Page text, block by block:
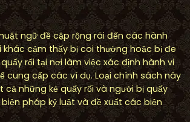
ngữ đề cập rộng rãi đến các hành
khác cảm thấy bị coi thường hoặc bị đe
rối tại nơi làm việc xác định hành vi
cung cấp các ví dụ. Loại chính sách này
cả những kẻ quấy rối và người bị quấy
pháp kỷ luật và đề xuất các biện